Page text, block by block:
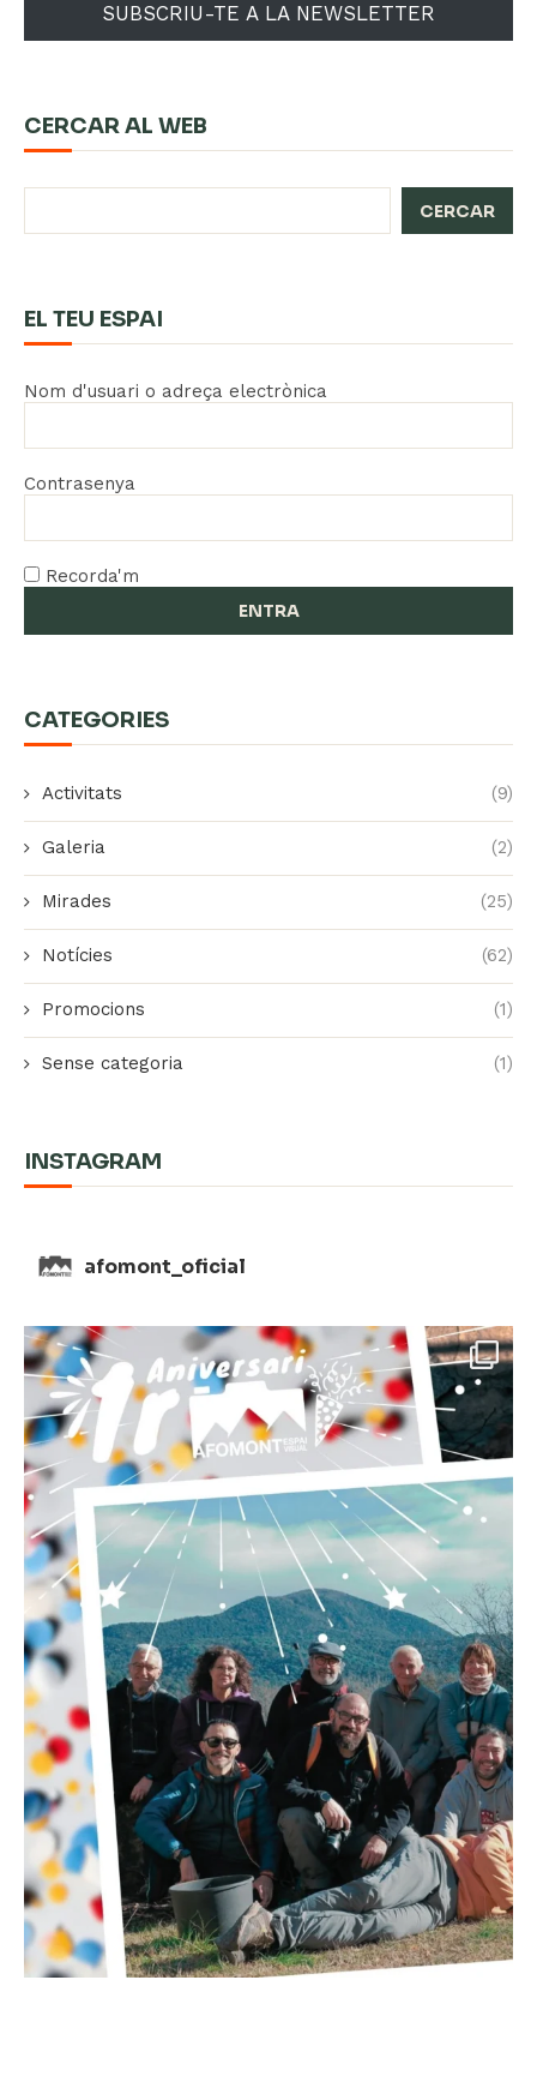
SUBSCRIU-TE A LA NEWSLETTER
CERCAR AL WEB
CERCAR
EL TEU ESPAI
Nom d'usuari o adreça electrònica
Contrasenya
Recorda'm
CATEGORIES
Activitats (9)
Galeria (2)
Mirades (25)
Notícies (62)
Promocions (1)
Sense categoria (1)
INSTAGRAM
afomont_oficial